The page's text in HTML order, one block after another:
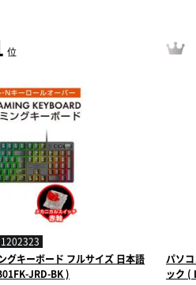
位
1202323
グキーボード フルサイズ 日本語
JRD-BK )
パソ
ック (